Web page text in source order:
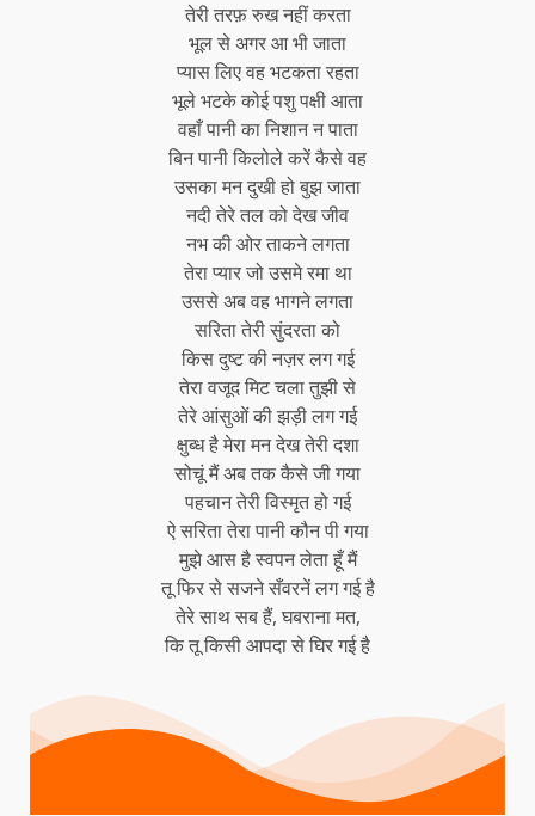
तेरी तरफ़ रुख नहीं करता
भूल से अगर आ भी जाता
प्यास लिए वह भटकता रहता
भूले भटके कोई पशु पक्षी आता
वहाँ पानी का निशान न पाता
बिन पानी किलोले करें कैसे वह
उसका मन दुखी हो बुझ जाता
नदी तेरे तल को देख जीव
नभ की ओर ताकने लगता
तेरा प्यार जो उसमे रमा था
उससे अब वह भागने लगता
सरिता तेरी सुंदरता को
किस दुष्ट की नज़र लग गई
तेरा वजूद मिट चला तुझी से
तेरे आंसुओं की झड़ी लग गई
क्षुब्ध है मेरा मन देख तेरी दशा
सोचूं मैं अब तक कैसे जी गया
पहचान तेरी विस्मृत हो गई
ऐ सरिता तेरा पानी कौन पी गया
मुझे आस है स्वपन लेता हूँ मैं
तू फिर से सजने सँवरनें लग गई है
तेरे साथ सब हैं, घबराना मत,
कि तू किसी आपदा से घिर गई है